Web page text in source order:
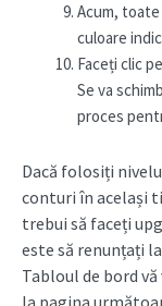
Acum, toate
culoare
Faceți clic
Se va
proces
Dacă folosiți
conturi în același
trebui să faceți
este să renunțați
Tabloul de bord
la pagina